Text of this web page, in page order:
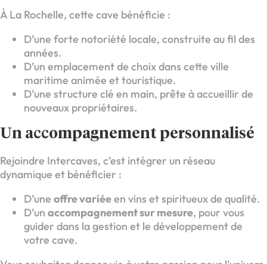
À La Rochelle, cette cave bénéficie :
D’une forte notoriété locale, construite au fil des
années.
D’un emplacement de choix dans cette ville
maritime animée et touristique.
D’une structure clé en main, prête à accueillir de
nouveaux propriétaires.
Un accompagnement personnalisé
Rejoindre Intercaves, c’est intégrer un réseau
dynamique et bénéficier :
D’une offre variéeen vins et spiritueux de qualité.
D’un accompagnement sur mesure, pour vous
guider dans la gestion et le développement de
votre cave.